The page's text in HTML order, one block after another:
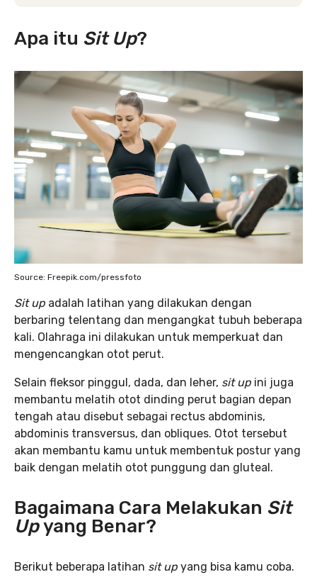
Apa itu Sit Up?
Source: Freepik.com/pressfoto
Sit up adalah latihan yang dilakukan dengan
berbaring telentang dan mengangkat tubuh beberapa
kali. Olahraga ini dilakukan untuk memperkuat dan
mengencangkan otot perut.
Selain fleksor pinggul, dada, dan leher, sit up ini juga
membantu melatih otot dinding perut bagian depan
tengah atau disebut sebagai rectus abdominis,
abdominis transversus, dan obliques. Otot tersebut
akan membantu kamu untuk membentuk postur yang
baik dengan melatih otot punggung dan gluteal.
Bagaimana Cara Melakukan Sit
Upyang Benar?
Berikut beberapa latihan sit up yang bisa kamu coba.